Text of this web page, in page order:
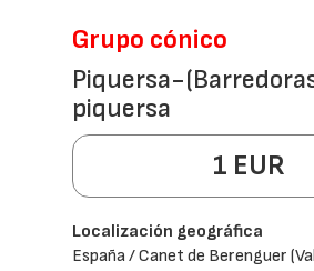
Grupo cónico
Piquersa-
piquersa
1 EUR
Localización geográfica
España / Canet de Berenguer